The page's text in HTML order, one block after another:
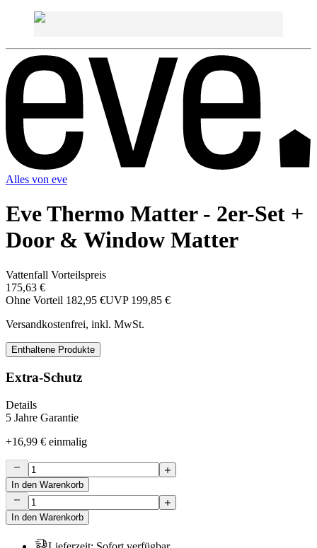
Alles von eve
Eve Thermo Matter - 2er-Set +
Door & Window Matter
Vattenfall Vorteilspreis
175,63 €
Ohne Vorteil 182,95 €UVP 199,85 €
Versandkostenfrei, inkl. MwSt.
Enthaltene Produkte
Extra-Schutz
Details
5 Jahre Garantie
+16,99 € einmalig
In den Warenkorb
In den Warenkorb